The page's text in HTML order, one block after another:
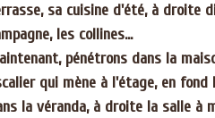
sa cuisine d'été, à droite
les collines...
pénétrons dans la
qui mène à l'étage, en
la véranda, à droite la salle à